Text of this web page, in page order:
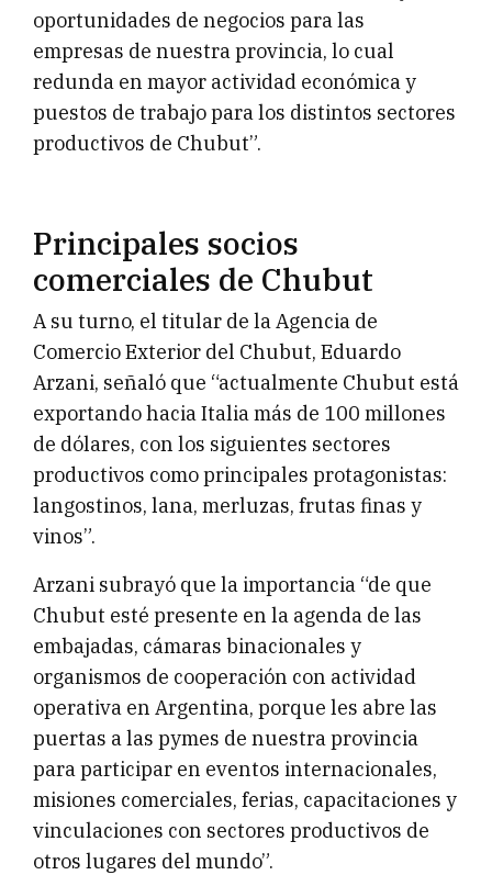
oportunidades de negocios para las
empresas de nuestra provincia, lo cual
redunda en mayor actividad económica y
puestos de trabajo para los distintos sectores
productivos de Chubut”.
Principales socios
comerciales de Chubut
A su turno, el titular de la Agencia de
Comercio Exterior del Chubut, Eduardo
Arzani, señaló que “actualmente Chubut está
exportando hacia Italia más de 100 millones
de dólares, con los siguientes sectores
productivos como principales protagonistas:
langostinos, lana, merluzas, frutas finas y
vinos”.
Arzani subrayó que la importancia “de que
Chubut esté presente en la agenda de las
embajadas, cámaras binacionales y
organismos de cooperación con actividad
operativa en Argentina, porque les abre las
puertas a las pymes de nuestra provincia
para participar en eventos internacionales,
misiones comerciales, ferias, capacitaciones y
vinculaciones con sectores productivos de
otros lugares del mundo”.